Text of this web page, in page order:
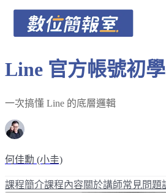
Line 官方帳號初
一次搞懂 Line 的底層邏輯
何佳勳 (小圭)
課程簡介課程內容關於講師常見問題